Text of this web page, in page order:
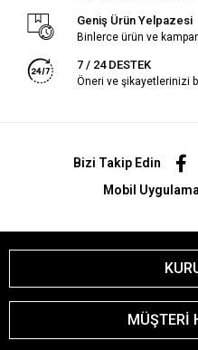
Geniş Ürün Yelpazesi
Binlerce ürün ve
7 / 24 DESTEK
Öneri ve şikayetlerinizi
Bizi Takip Edin
Mobil
MÜŞTERİ